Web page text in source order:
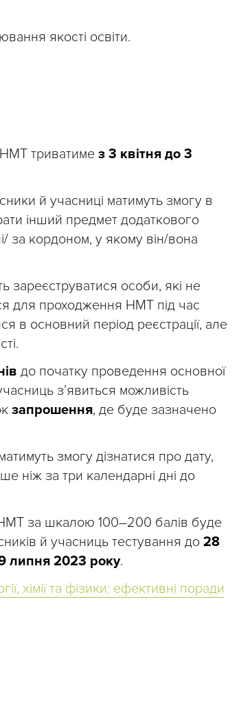
якості освіти.
НМТ триватиме з 3 квітня до 3
й учасниці матимуть змогу в
інший предмет додаткового
за кордоном, у якому він/вона
зареєструватися особи, які не
для проходження НМТ під час
в основний період реєстрації, але
до початку проведення основної
з’явиться можливість
запрошення, де буде зазначено
змогу дізнатися про дату,
ніж за три календарні дні до
НМТ за шкалою 100–200 балів буде
й учасниць тестування до 28
липня 2023 року.
хімії та фізики: ефективні поради